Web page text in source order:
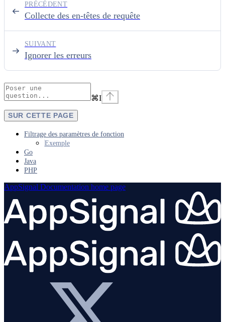
Collecte des en-têtes de requête
PRÉCÉDENT
Ignorer les erreurs
SUIVANT
⌘I
SUR CETTE PAGE
Filtrage des paramètres de fonction
Exemple
Go
Java
PHP
AppSignal Documentation home page